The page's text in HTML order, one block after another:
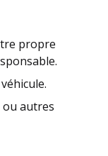
propre
autres